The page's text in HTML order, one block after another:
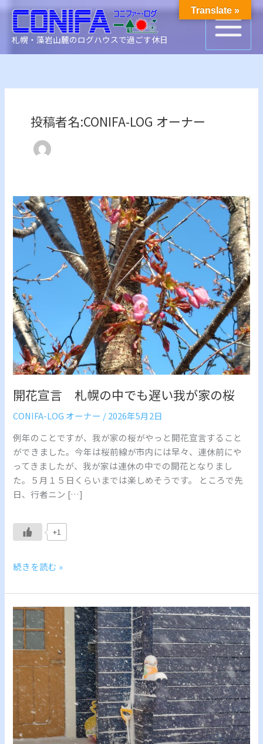
プ
札幌・藻岩山麓のログハウスで過ごす休日
投稿者名:CONIFA-LOG オーナー
開花宣言 札幌の中でも遅い我が家の桜
CONIFA-LOG オーナー /2026年5月2日
例年のことですが、我が家の桜がやっと開花宣言すること
ができました。今年は桜前線が市内には早々、連休前にや
ってきましたが、我が家は連休の中での開花となりまし
た。５月１５日くらいまでは楽しめそうです。 ところで先
日、行者ニン […]
+1
開
花
宣
言
幌
の
中
で
も
遅
い
我
家
の
続きを読む »
札
幌
雪
降
り
過
ぎ！
検
索
Translate »